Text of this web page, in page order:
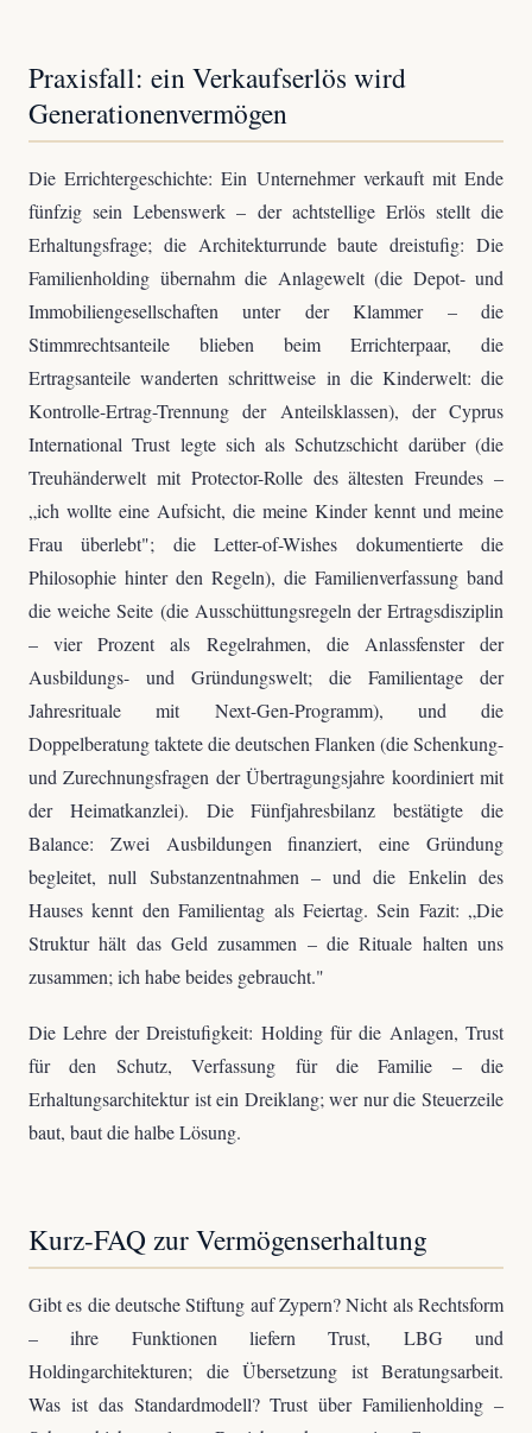
Praxisfall: ein Verkaufserlös wird
Generationenvermögen
Die Errichtergeschichte: Ein Unternehmer verkauft mit Ende
fünfzig sein Lebenswerk – der achtstellige Erlös stellt die
Erhaltungsfrage; die Architekturrunde baute dreistufig: Die
Familienholding übernahm die Anlagewelt (die Depot- und
Immobiliengesellschaften unter der Klammer – die
Stimmrechtsanteile blieben beim Errichterpaar, die
Ertragsanteile wanderten schrittweise in die Kinderwelt: die
Kontrolle-Ertrag-Trennung der Anteilsklassen), der Cyprus
International Trust legte sich als Schutzschicht darüber (die
Treuhänderwelt mit Protector-Rolle des ältesten Freundes –
„ich wollte eine Aufsicht, die meine Kinder kennt und meine
Frau überlebt"; die Letter-of-Wishes dokumentierte die
Philosophie hinter den Regeln), die Familienverfassung band
die weiche Seite (die Ausschüttungsregeln der Ertragsdisziplin
– vier Prozent als Regelrahmen, die Anlassfenster der
Ausbildungs- und Gründungswelt; die Familientage der
Jahresrituale mit Next-Gen-Programm), und die
Doppelberatung taktete die deutschen Flanken (die Schenkung-
und Zurechnungsfragen der Übertragungsjahre koordiniert mit
der Heimatkanzlei). Die Fünfjahresbilanz bestätigte die
Balance: Zwei Ausbildungen finanziert, eine Gründung
begleitet, null Substanzentnahmen – und die Enkelin des
Hauses kennt den Familientag als Feiertag. Sein Fazit: „Die
Struktur hält das Geld zusammen – die Rituale halten uns
zusammen; ich habe beides gebraucht."
Die Lehre der Dreistufigkeit: Holding für die Anlagen, Trust
für den Schutz, Verfassung für die Familie – die
Erhaltungsarchitektur ist ein Dreiklang; wer nur die Steuerzeile
baut, baut die halbe Lösung.
Kurz-FAQ zur Vermögenserhaltung
Gibt es die deutsche Stiftung auf Zypern? Nicht als Rechtsform
– ihre Funktionen liefern Trust, LBG und
Holdingarchitekturen; die Übersetzung ist Beratungsarbeit.
Was ist das Standardmodell? Trust über Familienholding –